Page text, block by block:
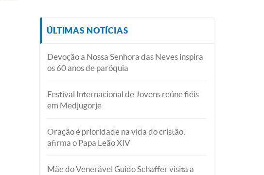
ÚLTIMAS NOTÍCIAS
Devoção a Nossa Senhora das Neves inspira
os 60 anos de paróquia
Festival Internacional de Jovens reúne fiéis
em Medjugorje
Oração é prioridade na vida do cristão,
afirma o Papa Leão XIV
Mãe do Venerável Guido Schäffer visita a